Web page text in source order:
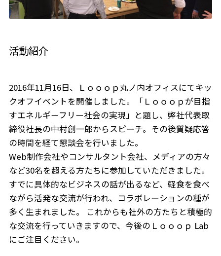
活動紹介
2016年11月16日、Ｌｏｏｏｐ丸ノ内オフィスにてキッ
クオフイベントを開催しました。「Ｌｏｏｏｐが目指
すエネルギーフリー社会の実現」と題し、弊社代表取
締役社長の中村創一郎からスピーチ。その後質疑応答
の時間を経て懇談会を行いました。
Web制作会社やコンサルタント会社、メディアの方々
など30名を超える方たちに参加していただきました。
すでに具体的なビジネスの話が出るなど、軽食を食べ
ながら活発な交流が行われ、コラボレーションの種が
多く生まれました。 これからも社外の方たちと積極的
な交流を行っていきますので、今後のＬｏｏｏｐ Lab
にご注目ください。